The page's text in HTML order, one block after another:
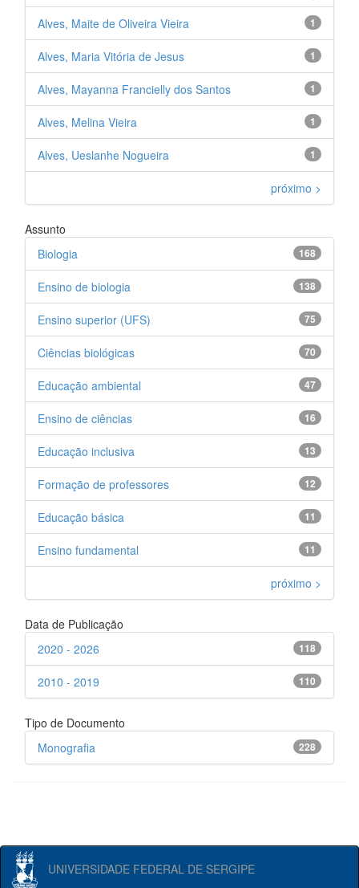
1
Alves, Maite de Oliveira Vieira
1
Alves, Maria Vitória de Jesus
1
Alves, Mayanna Francielly dos Santos
1
Alves, Melina Vieira
1
Alves, Ueslanhe Nogueira
próximo >
Assunto
168
Biologia
138
Ensino de biologia
75
Ensino superior (UFS)
70
Ciências biológicas
47
Educação ambiental
16
Ensino de ciências
13
Educação inclusiva
12
Formação de professores
11
Educação básica
11
Ensino fundamental
próximo >
Data de Publicação
118
2020 - 2026
110
2010 - 2019
Tipo de Documento
228
Monografia
UNIVERSIDADE FEDERAL DE SERGIPE